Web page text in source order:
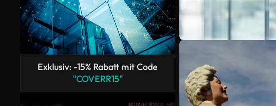
Exklusiv: -15% Rabatt mit Code
"COVERR15"